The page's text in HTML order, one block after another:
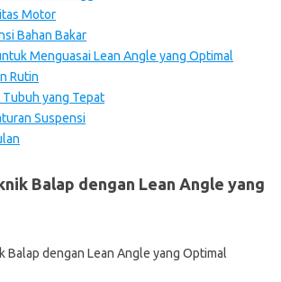
Motor
Bahan Bakar
Menguasai Lean Angle yang Optimal
Rutin
Tubuh yang Tepat
Suspensi
Balap dengan Lean Angle yang